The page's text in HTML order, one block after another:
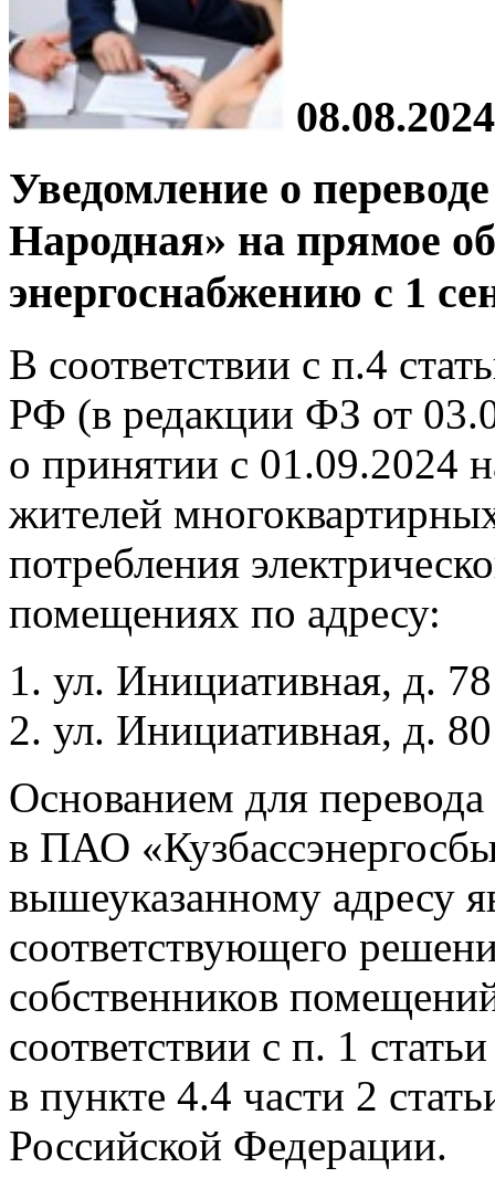
08.08.2024
Уведомление о
Народная» на прямое
энергоснабжению с 1
В соответствии с п.4
РФ (в редакции ФЗ от
о принятии с 01.09.2024
жителей
потребления
помещениях по адресу:
ул. Инициативная, д. 78
ул. Инициативная, д. 80
Основанием для
в ПАО
вышеуказанному адресу
соответствующего
собственников
соответствии с п. 1
в пункте 4.4 части 2
Российской Федерации.